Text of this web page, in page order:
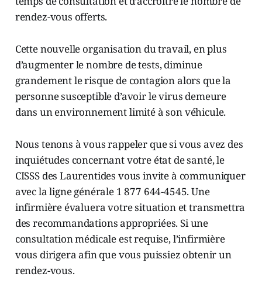
rendez-vous offerts.
Cette nouvelle organisation du travail, en plus
d’augmenter le nombre de tests, diminue
grandement le risque de contagion alors que la
personne susceptible d’avoir le virus demeure
dans un environnement limité à son véhicule.
Nous tenons à vous rappeler que si vous avez des
inquiétudes concernant votre état de santé, le
CISSS des Laurentides vous invite à communiquer
avec la ligne générale 1 877 644-4545. Une
infirmière évaluera votre situation et transmettra
des recommandations appropriées. Si une
consultation médicale est requise, l’infirmière
vous dirigera afin que vous puissiez obtenir un
rendez-vous.